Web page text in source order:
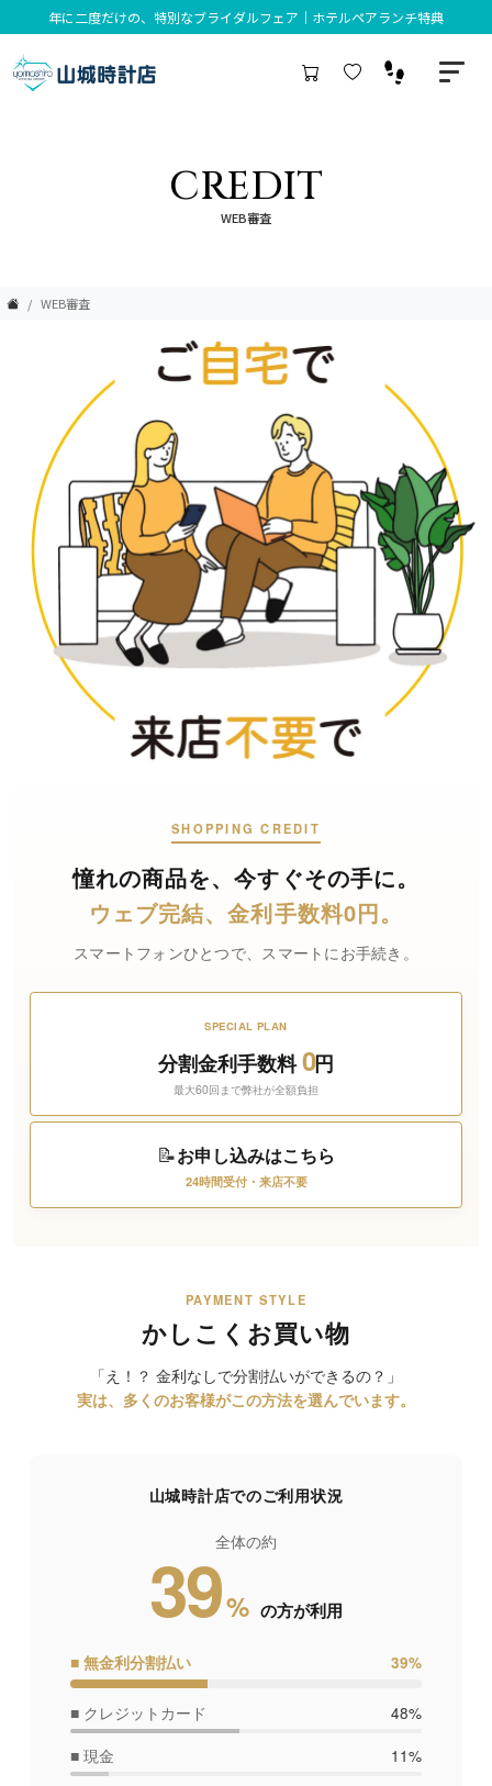
年に二度だけの、特別なブライダルフェア｜ホテルペアランチ特典
CREDIT
WEB審査
WEB審査
SHOPPING CREDIT
憧れの商品を、今すぐその手に。
ウェブ完結、金利手数料0円。
スマートフォンひとつで、スマートにお手続き。
SPECIAL PLAN
分割金利手数料0円
最大60回まで弊社が全額負担
📝お申し込みはこちら
24時間受付・来店不要
PAYMENT STYLE
かしこくお買い物
「え！？ 金利なしで分割払いができるの？」
実は、多くのお客様がこの方法を選んでいます。
山城時計店でのご利用状況
全体の約
39% の方が利用
■ 無金利分割払い 39%
■ クレジットカード
48%
■ 現金
11%